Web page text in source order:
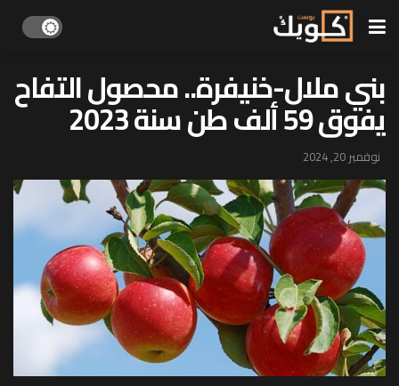
بني ملال-خنيفرة.. محصول التفاح
يفوق 59 ألف طن سنة 2023
نوفمبر 20, 2024